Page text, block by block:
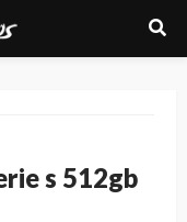
s 512gb